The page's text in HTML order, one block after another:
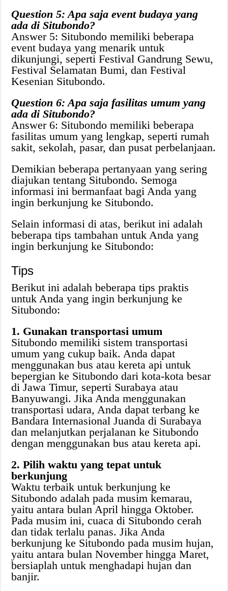
Question 5: Apa saja event budaya yang
ada di Situbondo?
Answer 5: Situbondo memiliki beberapa
event budaya yang menarik untuk
dikunjungi, seperti Festival Gandrung Sewu,
Festival Selamatan Bumi, dan Festival
Kesenian Situbondo.
Question 6: Apa saja fasilitas umum yang
ada di Situbondo?
Answer 6: Situbondo memiliki beberapa
fasilitas umum yang lengkap, seperti rumah
sakit, sekolah, pasar, dan pusat perbelanjaan.
Demikian beberapa pertanyaan yang sering
diajukan tentang Situbondo. Semoga
informasi ini bermanfaat bagi Anda yang
ingin berkunjung ke Situbondo.
Selain informasi di atas, berikut ini adalah
beberapa tips tambahan untuk Anda yang
ingin berkunjung ke Situbondo:
Tips
Berikut ini adalah beberapa tips praktis
untuk Anda yang ingin berkunjung ke
Situbondo:
1. Gunakan transportasi umum
Situbondo memiliki sistem transportasi
umum yang cukup baik. Anda dapat
menggunakan bus atau kereta api untuk
bepergian ke Situbondo dari kota-kota besar
di Jawa Timur, seperti Surabaya atau
Banyuwangi. Jika Anda menggunakan
transportasi udara, Anda dapat terbang ke
Bandara Internasional Juanda di Surabaya
dan melanjutkan perjalanan ke Situbondo
dengan menggunakan bus atau kereta api.
2. Pilih waktu yang tepat untuk
berkunjung
Waktu terbaik untuk berkunjung ke
Situbondo adalah pada musim kemarau,
yaitu antara bulan April hingga Oktober.
Pada musim ini, cuaca di Situbondo cerah
dan tidak terlalu panas. Jika Anda
berkunjung ke Situbondo pada musim hujan,
yaitu antara bulan November hingga Maret,
bersiaplah untuk menghadapi hujan dan
banjir.